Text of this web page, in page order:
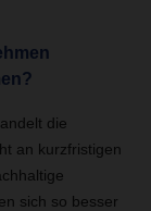
die
an kurzfristigen
sich so besser